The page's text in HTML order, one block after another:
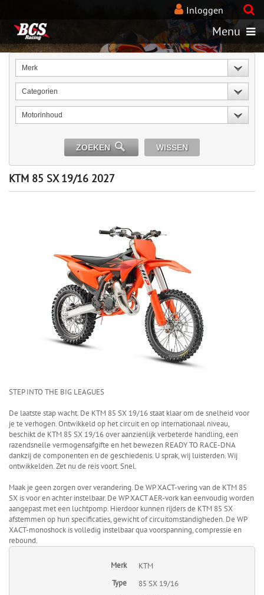
Inloggen
Menu
Merk
Categorien
Motorinhoud
ZOEKEN WISSEN
KTM 85 SX 19/16 2027
STEP INTO THE BIG LEAGUES
De laatste stap wacht. De KTM 85 SX 19/16 staat klaar om de snelheid voor
je te verhogen. Ontwikkeld op het circuit en op internationaal niveau,
beschikt de KTM 85 SX 19/16 over aanzienlijk verbeterde handling, een
razendsnelle vermogensafgifte en het bewezen READY TO RACE-DNA
dankzij de componenten en de geschiedenis. U sprak, wij luisterden. Wij
ontwikkelden. Zet nu de reis voort. Snel.
Maak je geen zorgen over verandering. De WP XACT-vering van de KTM 85
SX is voor en achter instelbaar. De WP XACT AER-vork kan eenvoudig worden
aangepast met een luchtpomp. Hierdoor kunnen rijders de KTM 85 SX
afstemmen op hun specificaties, gewicht of circuitomstandigheden. De WP
XACT-monoshock is volledig instelbaar qua voorspanning, compressie en
rebound.
Merk
KTM
Type
85 SX 19/16